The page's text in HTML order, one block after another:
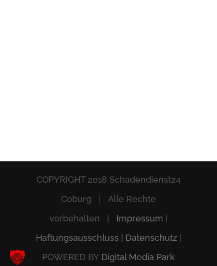
COPYRIGHT 2018 Schadendienst24
Coburg | Alle Rechte
vorbehalten | Impressum
Haftungsausschluss
Datenschutz|
POWERED BY Digital Media Park